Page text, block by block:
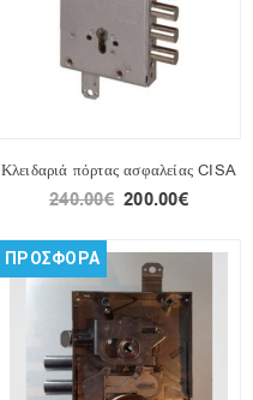
Κλειδαριά πόρτας ασφαλείας CISA
240.00€ 200.00€
ΠΡΟΣΦΟΡΑ